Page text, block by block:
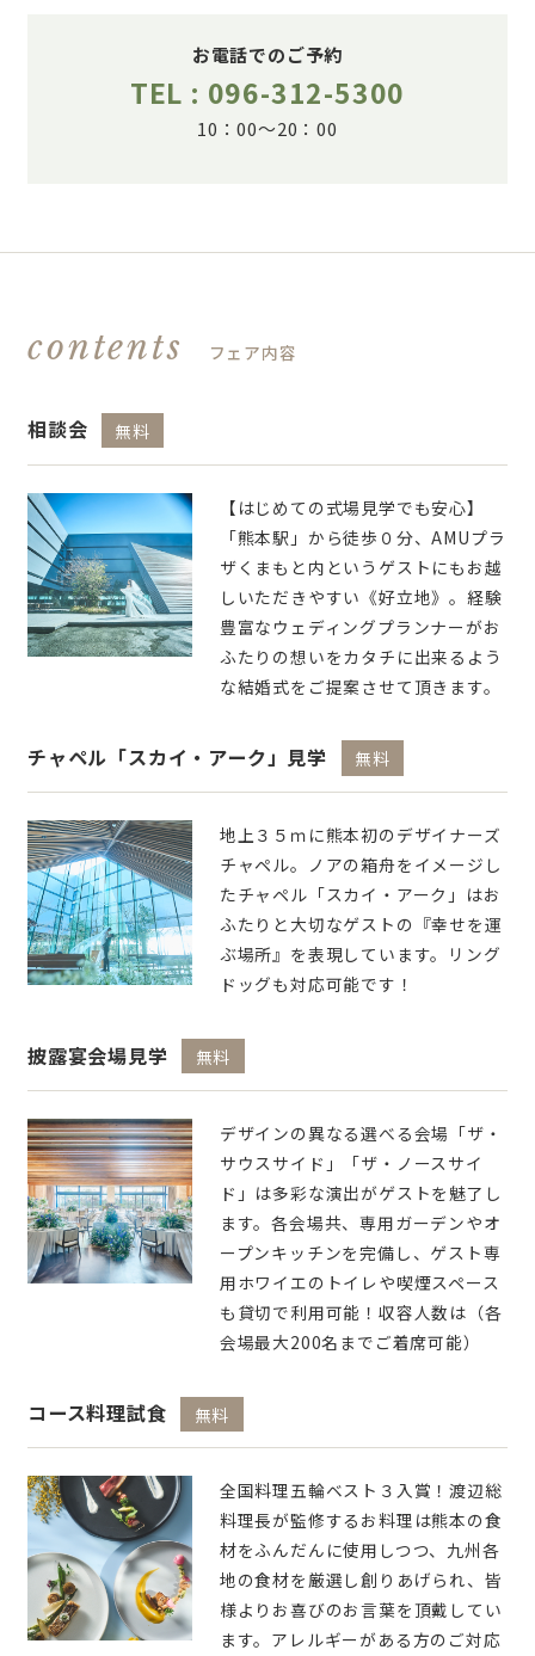
お電話でのご予約
TEL : 096-312-5300
10：00～20：00
contents フェア内容
相談会 無料
【はじめての式場見学でも安心】
「熊本駅」から徒歩０分、AMUプラ
ザくまもと内というゲストにもお越
しいただきやすい《好立地》。経験
豊富なウェディングプランナーがお
ふたりの想いをカタチに出来るよう
な結婚式をご提案させて頂きます。
チャペル「スカイ・アーク」見学 無料
地上３５ｍに熊本初のデザイナーズ
チャペル。ノアの箱舟をイメージし
たチャペル「スカイ・アーク」はお
ふたりと大切なゲストの『幸せを運
ぶ場所』を表現しています。リング
ドッグも対応可能です！
披露宴会場見学 無料
デザインの異なる選べる会場「ザ・
サウスサイド」「ザ・ノースサイ
ド」は多彩な演出がゲストを魅了し
ます。各会場共、専用ガーデンやオ
ープンキッチンを完備し、ゲスト専
用ホワイエのトイレや喫煙スペース
も貸切で利用可能！収容人数は（各
会場最大200名までご着席可能）
コース料理試食 無料
全国料理五輪ベスト３入賞！渡辺総
料理長が監修するお料理は熊本の食
材をふんだんに使用しつつ、九州各
地の食材を厳選し創りあげられ、皆
様よりお喜びのお言葉を頂戴してい
ます。アレルギーがある方のご対応